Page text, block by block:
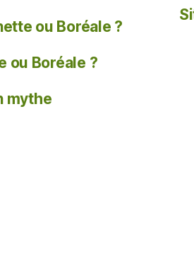
ou Boréale ?
ou Boréale ?
mythe